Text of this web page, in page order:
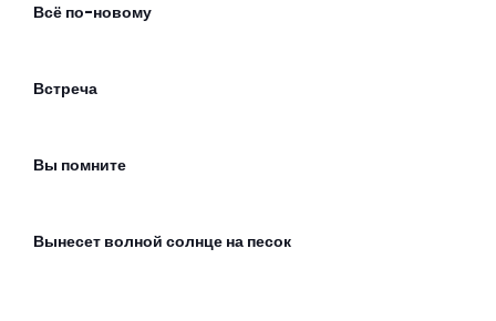
Всё по-новому
Встреча
Вы помните
Вынесет волной солнце на песок